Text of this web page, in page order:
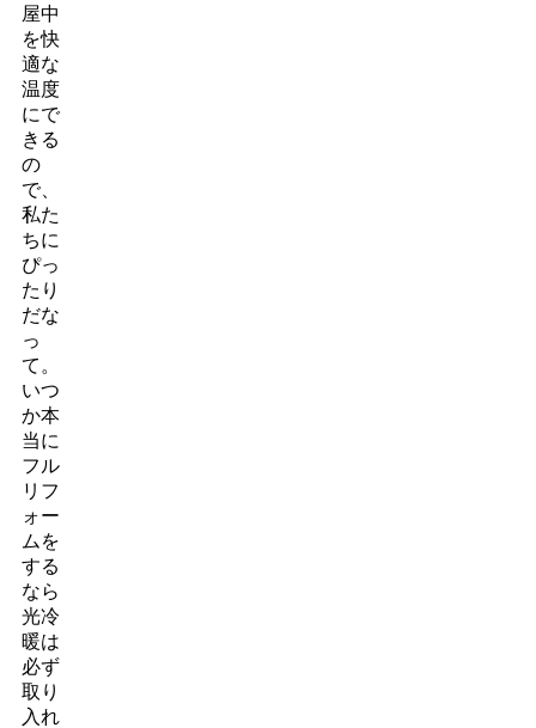
屋中
を快
適な
温度
にで
きる
の
で、
私た
ちに
ぴっ
たり
だな
っ
て。
いつ
か本
当に
フル
リフ
ォー
ムを
する
なら
光冷
暖は
必ず
取り
入れ